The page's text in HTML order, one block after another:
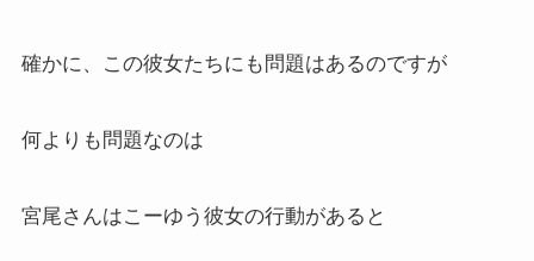
確かに、この彼女たちにも問題はあるのですが
何よりも問題なのは
宮尾さんはこーゆう彼女の行動があると